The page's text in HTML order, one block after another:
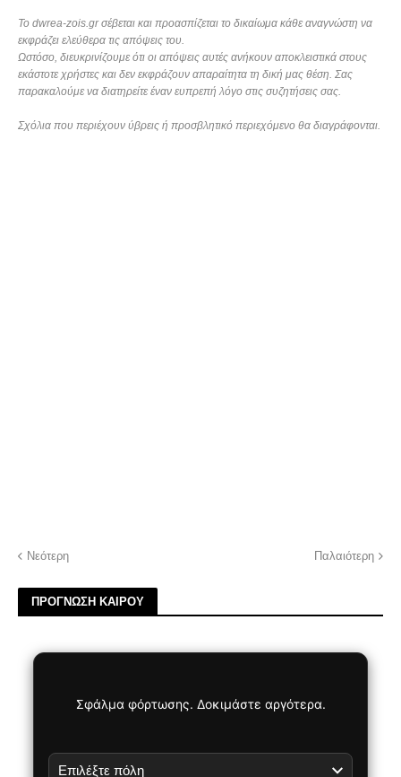
Το dwrea-zois.gr σέβεται και προασπίζεται το δικαίωμα κάθε αναγνώστη να
εκφράζει ελεύθερα τις απόψεις του.
Ωστόσο, διευκρινίζουμε ότι οι απόψεις αυτές ανήκουν αποκλειστικά στους
εκάστοτε χρήστες και δεν εκφράζουν απαραίτητα τη δική μας θέση. Σας
παρακαλούμε να διατηρείτε έναν ευπρεπή λόγο στις συζητήσεις σας.
Σχόλια που περιέχουν ύβρεις ή προσβλητικό περιεχόμενο θα διαγράφονται.
Νεότερη Παλαιότερη
ΠΡΟΓΝΩΣΗ ΚΑΙΡΟΥ
Σφάλμα φόρτωσης. Δοκιμάστε αργότερα.